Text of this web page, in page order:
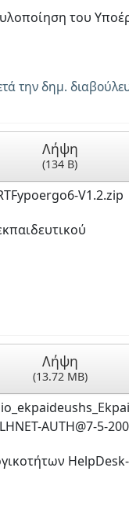
του
την δημ.
Λήψη
(134 B)
V1.2.zip
Λήψη
(13.72 MB)
AUTH@7-5-
HelpDesk-